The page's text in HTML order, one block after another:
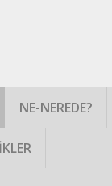
NE-NEREDE?